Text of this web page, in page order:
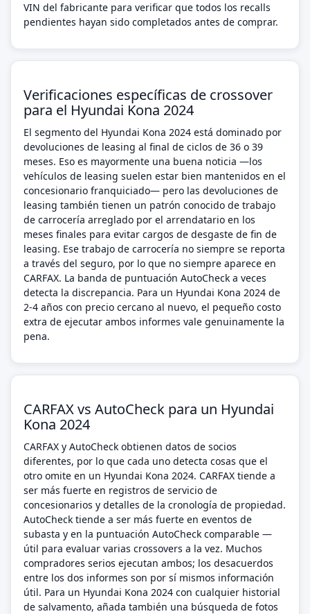
VIN del fabricante para verificar que todos los recalls
pendientes hayan sido completados antes de comprar.
Verificaciones específicas de crossover
para el Hyundai Kona 2024
El segmento del Hyundai Kona 2024 está dominado por
devoluciones de leasing al final de ciclos de 36 o 39
meses. Eso es mayormente una buena noticia —los
vehículos de leasing suelen estar bien mantenidos en el
concesionario franquiciado— pero las devoluciones de
leasing también tienen un patrón conocido de trabajo
de carrocería arreglado por el arrendatario en los
meses finales para evitar cargos de desgaste de fin de
leasing. Ese trabajo de carrocería no siempre se reporta
a través del seguro, por lo que no siempre aparece en
CARFAX. La banda de puntuación AutoCheck a veces
detecta la discrepancia. Para un Hyundai Kona 2024 de
2-4 años con precio cercano al nuevo, el pequeño costo
extra de ejecutar ambos informes vale genuinamente la
pena.
CARFAX vs AutoCheck para un Hyundai
Kona 2024
CARFAX y AutoCheck obtienen datos de socios
diferentes, por lo que cada uno detecta cosas que el
otro omite en un Hyundai Kona 2024. CARFAX tiende a
ser más fuerte en registros de servicio de
concesionarios y detalles de la cronología de propiedad.
AutoCheck tiende a ser más fuerte en eventos de
subasta y en la puntuación AutoCheck comparable —
útil para evaluar varias crossovers a la vez. Muchos
compradores serios ejecutan ambos; los desacuerdos
entre los dos informes son por sí mismos información
útil. Para un Hyundai Kona 2024 con cualquier historial
de salvamento, añada también una búsqueda de fotos